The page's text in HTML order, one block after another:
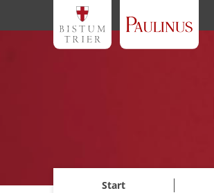
Zum Inhalt springen
Start